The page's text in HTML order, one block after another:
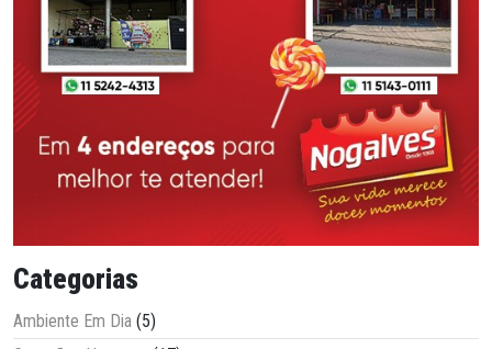
Categorias
Ambiente Em Dia (5)